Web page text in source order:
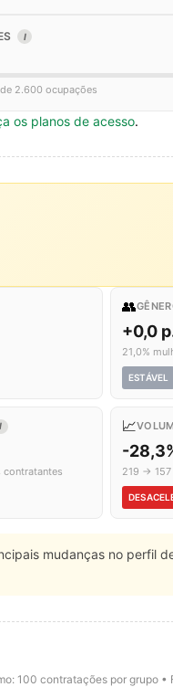
I
2.600 ocupações
os planos de acesso.
👥
+0,0
21,0%
ESTÁVEL
I
contratantes
📈
-
219 →
mudanças no perfil
100 contratações por grupo •